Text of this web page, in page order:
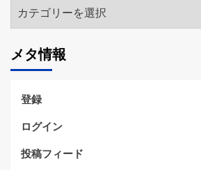
テ
リ
ー
メタ情報
登録
ログイン
投稿フィード